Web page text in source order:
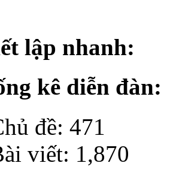
lập nhanh:
kê diễn đàn:
đề: 471
viết: 1,870